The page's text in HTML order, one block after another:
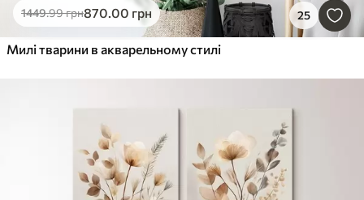
1449.99грн870.00 грн 25
Милі тварини в акварельному стилі